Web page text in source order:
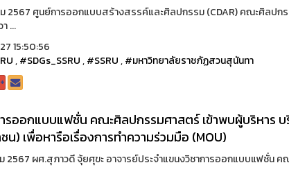
2567 ศูนย์การออกแบบสร้างสรรค์และศิลปกรรม (CDAR) คณะศิลปก
...
15:50:56
,#SDGs_SSRU,#SSRU,#มหาวิทยาลัยราชภัฏสวนสุนันทา
รออกแบบแฟชั่น คณะศิลปกรรมศาสตร์ เข้าพบผู้บริหาร
น) เพื่อหารือเรื่องการทำความร่วมมือ (MOU)
2567 ผศ.สุภาวดี จุ้ยศุขะ อาจารย์ประจำแขนงวิชาการออกแบบแฟชั่น